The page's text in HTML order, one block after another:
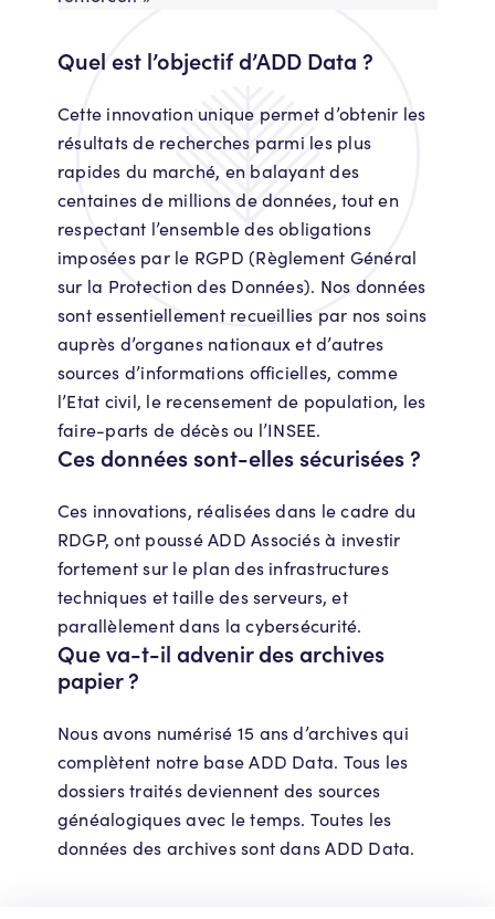
Quel est l’objectif d’ADD Data ?
Cette innovation unique permet d’obtenir les
résultats de recherches parmi les plus
rapides du marché, en balayant des
centaines de millions de données, tout en
respectant l’ensemble des obligations
imposées par le RGPD (Règlement Général
sur la Protection des Données). Nos données
sont essentiellement recueillies par nos soins
auprès d’organes nationaux et d’autres
sources d’informations officielles, comme
l’Etat civil, le recensement de population, les
faire-parts de décès ou l’INSEE.
Ces données sont-elles sécurisées ?
Ces innovations, réalisées dans le cadre du
RDGP, ont poussé ADD Associés à investir
fortement sur le plan des infrastructures
techniques et taille des serveurs, et
parallèlement dans la cybersécurité.
Que va-t-il advenir des archives
papier ?
Nous avons numérisé 15 ans d’archives qui
complètent notre base ADD Data. Tous les
dossiers traités deviennent des sources
généalogiques avec le temps. Toutes les
données des archives sont dans ADD Data.